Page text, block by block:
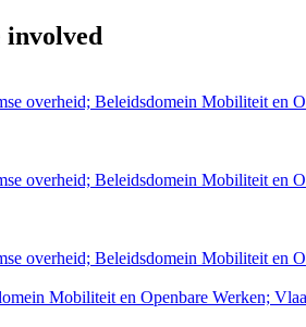
involved
overheid; Beleidsdomein Mobiliteit en
overheid; Beleidsdomein Mobiliteit en
overheid; Beleidsdomein Mobiliteit en
Mobiliteit en Openbare Werken;